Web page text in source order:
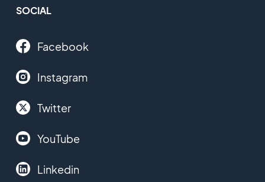
SOCIAL
Facebook
Instagram
Twitter
YouTube
Linkedin